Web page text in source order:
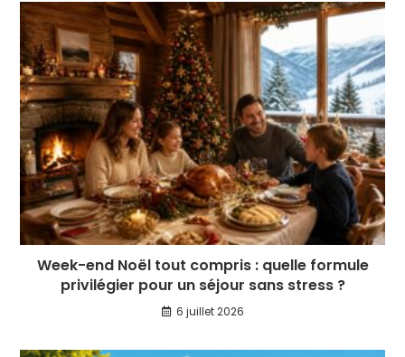
Week-end Noël tout compris : quelle formule
privilégier pour un séjour sans stress ?
6 juillet 2026